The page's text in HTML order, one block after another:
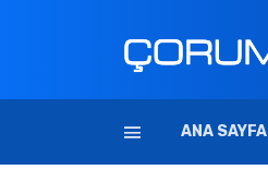
ANA SAYFA